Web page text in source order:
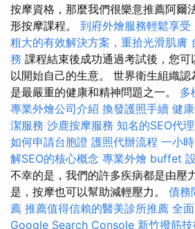
按摩資格，那麼我們很樂意推薦阿爾​​
形按摩課程。 到府外燴服務輕鬆享受
粗大的有效解決方案，重拾光滑肌膚
務 課程結束後成功通過考試後，您
以開始自己的生意。 世界衛生組織
是最嚴重的健康和精神問題之一。 多
專業外燴公司介紹 換發護照手續 健
潔服務 沙鹿按摩服務 知名的SEO代
如何申請台胞證 護照代辦流程 一小
解SEO的核心概念 專業外燴 buffet
不幸的是，我們的許多疾病都是由壓
是，按摩也可以幫助減輕壓力。 債務
薦 推薦值得信賴的醫美診所推薦 全
Google Search Console 新竹撥筋